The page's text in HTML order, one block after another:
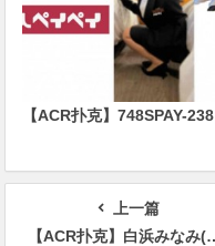
【ACR扑克】748SPAY-238
上一篇
【ACR扑克】白浜みなみ(白滨南，Shirahama-Minami)作品WAAA-308介绍及封面预览